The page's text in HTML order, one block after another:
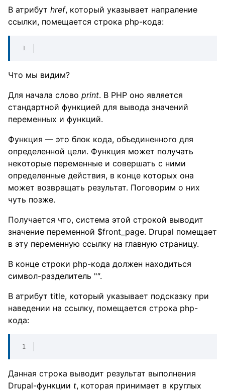
В атрибут href, который указывает напраление
ссылки, помещается строка php-кода:
Что мы видим?
Для начала слово print. В PHP оно является
стандартной функцией для вывода значений
переменных и функций.
Функция — это блок кода, объединенного для
определенной цели. Функция может получать
некоторые переменные и совершать с ними
определенные действия, в конце которых она
может возвращать результат. Поговорим о них
чуть позже.
Получается что, система этой строкой выводит
значение переменной $front_page. Drupal помещает
в эту переменную ссылку на главную страницу.
В конце строки php-кода должен находиться
символ-разделитель "".
В атрибут title, который указывает подсказку при
наведении на ссылку, помещается строка php-
кода:
Данная строка выводит результат выполнения
Drupal-функции t, которая принимает в круглых